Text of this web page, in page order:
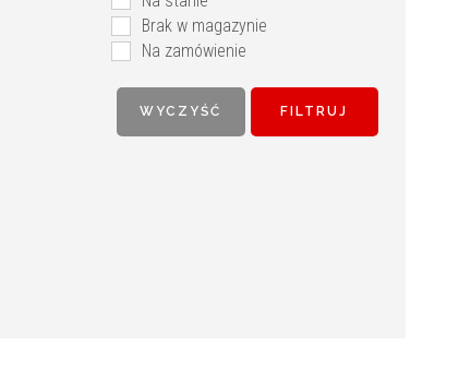
Brak w magazynie
Na zamówienie
FILTRUJ
WYCZYŚĆ